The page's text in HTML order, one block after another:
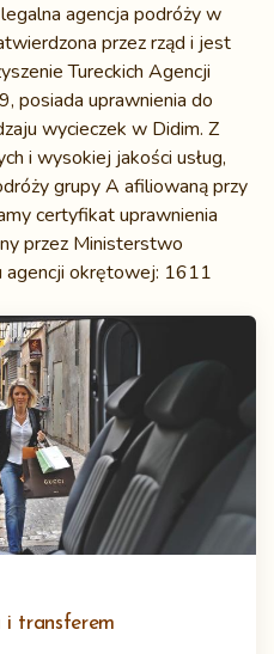
agencja podróży w
przez rząd i jest
Tureckich Agencji
posiada uprawnienia do
wycieczek w Didim. Z
i wysokiej jakości usług,
grupy A afiliowaną przy
certyfikat uprawnienia
przez Ministerstwo
agencji okrętowej: 1611
i transferem